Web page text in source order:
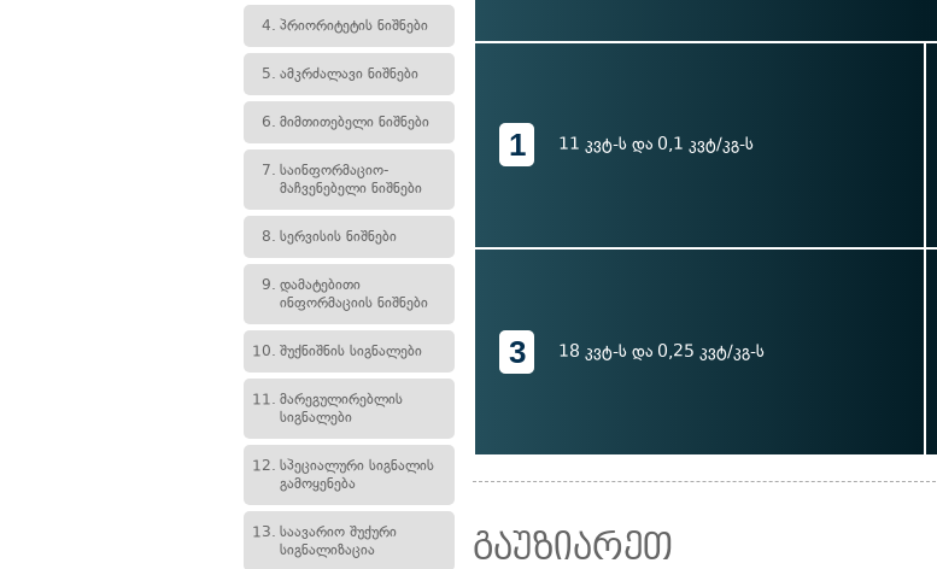
4. პრიორიტეტის ნიშნები
5. ამკრძალავი ნიშნები
6. მიმთითებელი ნიშნები
7. საინფორმაციო-
მაჩვენებელი ნიშნები
8. სერვისის ნიშნები
9. დამატებითი
ინფორმაციის ნიშნები
10. შუქნიშნის სიგნალები
11. მარეგულირებლის
სიგნალები
12. სპეციალური სიგნალის
გამოყენება
13. საავარიო შუქური
სიგნალიზაცია
1 11 კვტ-ს და 0,1 კვტ/კგ-ს
3 18 კვტ-ს და 0,25 კვტ/კგ-ს
გაუზიარეთ